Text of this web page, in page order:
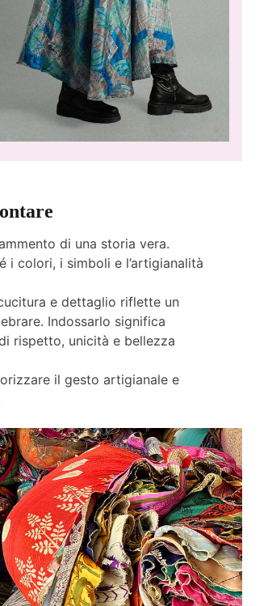
di una storia vera.
i colori, i simboli e l’artigianalità
e dettaglio riflette un
Indossarlo significa
rispetto, unicità e bellezza
il gesto artigianale e